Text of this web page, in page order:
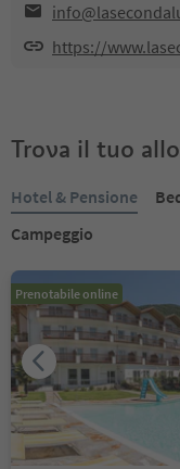
https://
Trova il tuo
Hotel & Pensione
Campeggio
Prenotabile online